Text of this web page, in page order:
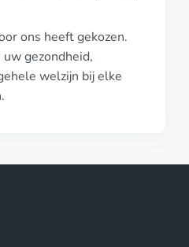
ons heeft gekozen.
gezondheid,
welzijn bij elke